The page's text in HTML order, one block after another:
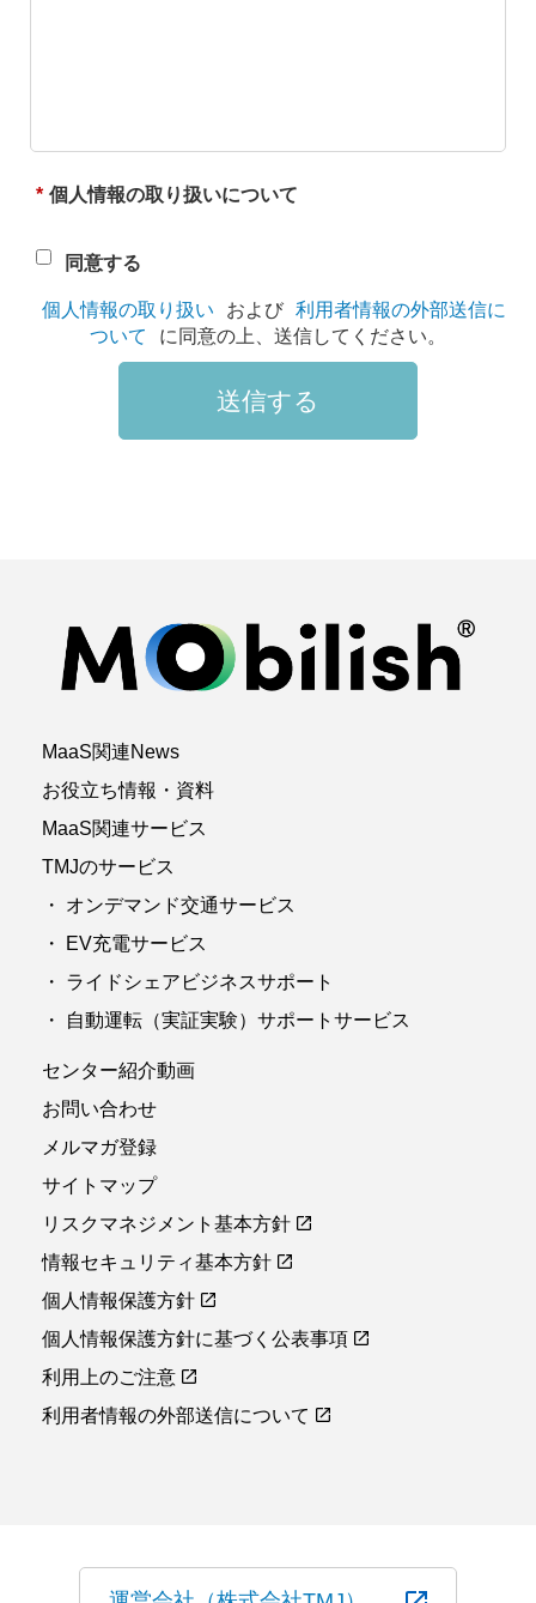
* 個人情報の取り扱いについて
同意する
個人情報の取り扱い および 利用者情報の外部送信に
ついて
に同意の上、送信してください。
送信する
MaaS関連News
お役立ち情報・資料
MaaS関連サービス
TMJのサービス
・ オンデマンド交通サービス
・ EV充電サービス
・ ライドシェアビジネスサポート
・ 自動運転（実証実験）サポートサービス
センター紹介動画
お問い合わせ
メルマガ登録
サイトマップ
リスクマネジメント基本方針
情報セキュリティ基本方針
個人情報保護方針
個人情報保護方針に基づく公表事項
利用上のご注意
利用者情報の外部送信について